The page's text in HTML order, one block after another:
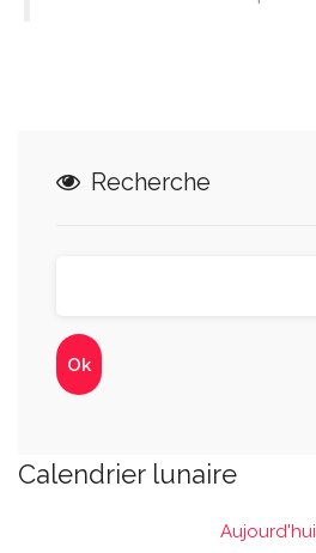
Recherche
Calendrier lunaire
Aujourd'hui